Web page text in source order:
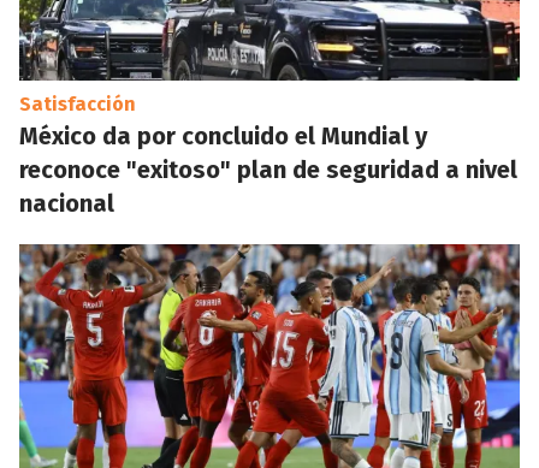
Satisfacción
México da por concluido el Mundial y
reconoce "exitoso" plan de seguridad a nivel
nacional